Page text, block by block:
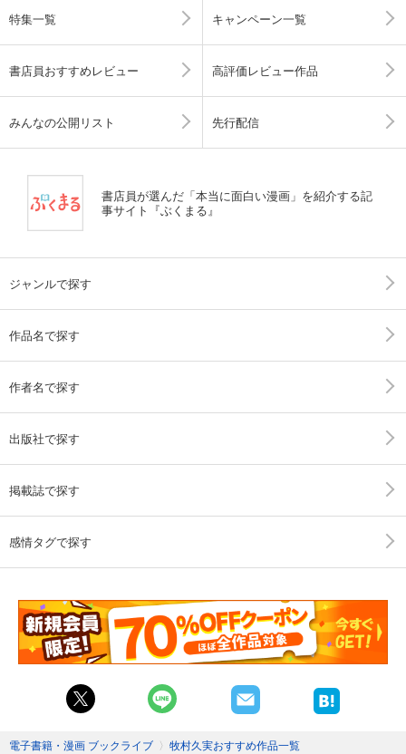
特集一覧 キャンペーン一覧
書店員おすすめレビュー 高評価レビュー作品
みんなの公開リスト 先行配信
書店員が選んだ「本当に面白い漫画」を紹介する記
事サイト『ぶくまる』
ジャンルで探す
作品名で探す
作者名で探す
出版社で探す
掲載誌で探す
感情タグで探す
電子書籍・漫画 ブックライブ 〉 牧村久実おすすめ作品一覧